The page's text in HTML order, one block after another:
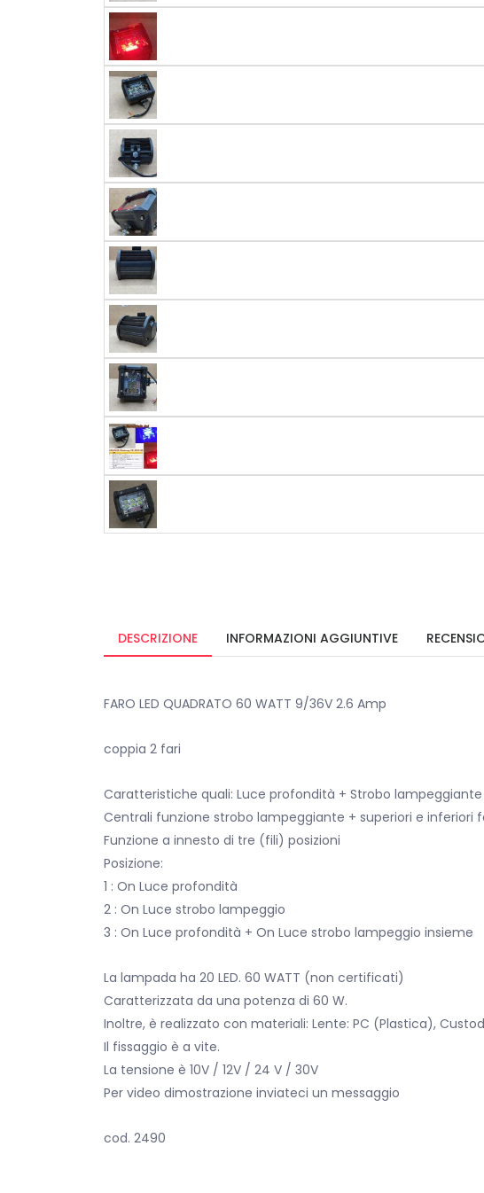
DESCRIZIONE INFORMAZIONI AGGIUNTIVE
FARO LED QUADRATO 60 WATT 9/36V 2.6 Amp
coppia 2 fari
Caratteristiche quali: Luce profondità + Strobo lampeggiante
Centrali funzione strobo lampeggiante + superiori e
Funzione a innesto di tre (fili) posizioni
Posizione:
1 : On Luce profondità
2 : On Luce strobo lampeggio
3 : On Luce profondità + On Luce strobo lampeggio insieme
La lampada ha 20 LED. 60 WATT (non certificati)
Caratterizzata da una potenza di 60 W.
Inoltre, è realizzato con materiali: Lente: PC (Plastica),
Il fissaggio è a vite.
La tensione è 10V / 12V / 24 V / 30V
Per video dimostrazione inviateci un messaggio
cod. 2490